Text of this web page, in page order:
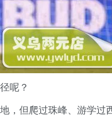
呢？
，但爬过珠峰、游学过